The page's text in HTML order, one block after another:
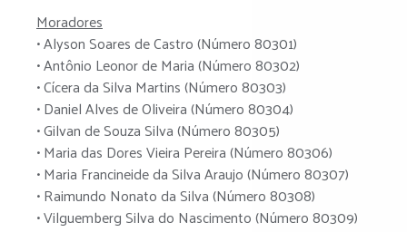
Moradores
• Alyson Soares de Castro (Número 80301)
• Antônio Leonor de Maria (Número 80302)
• Cícera da Silva Martins (Número 80303)
• Daniel Alves de Oliveira (Número 80304)
• Gilvan de Souza Silva (Número 80305)
• Maria das Dores Vieira Pereira (Número 80306)
• Maria Francineide da Silva Araujo (Número 80307)
• Raimundo Nonato da Silva (Número 80308)
• Vilguemberg Silva do Nascimento (Número 80309)